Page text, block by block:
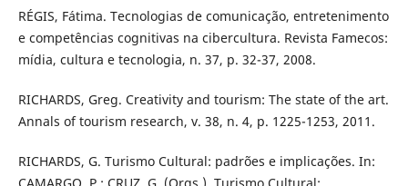
RÉGIS, Fátima. Tecnologias de comunicação, entretenimento
e competências cognitivas na cibercultura. Revista Famecos:
mídia, cultura e tecnologia, n. 37, p. 32-37, 2008.
RICHARDS, Greg. Creativity and tourism: The state of the art.
Annals of tourism research, v. 38, n. 4, p. 1225-1253, 2011.
RICHARDS, G. Turismo Cultural: padrões e implicações. In: